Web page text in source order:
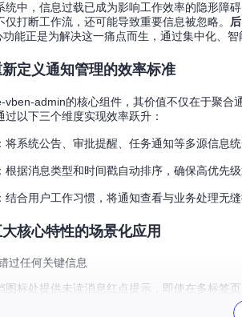
统中，信息过载已成为影响工作效率的隐形障
仅打断工作流，还可能导致重要信息被忽略。
能正是为解决这一痛点而生，通过集中化、
定义通知管理的效率标准
vben-admin的核心组件，其价值不仅在于聚合
以下三个维度实现效率跃升：
：将系统公告、审批提醒、任务通知等多源信息
：根据消息类型和时间戳自动排序，确保高优先
：结合用户工作习惯，将通知查看与业务处理无
核心特性的场景化应用
过任何关键信息
图标处提供未读消息红点提示，即使在多标签